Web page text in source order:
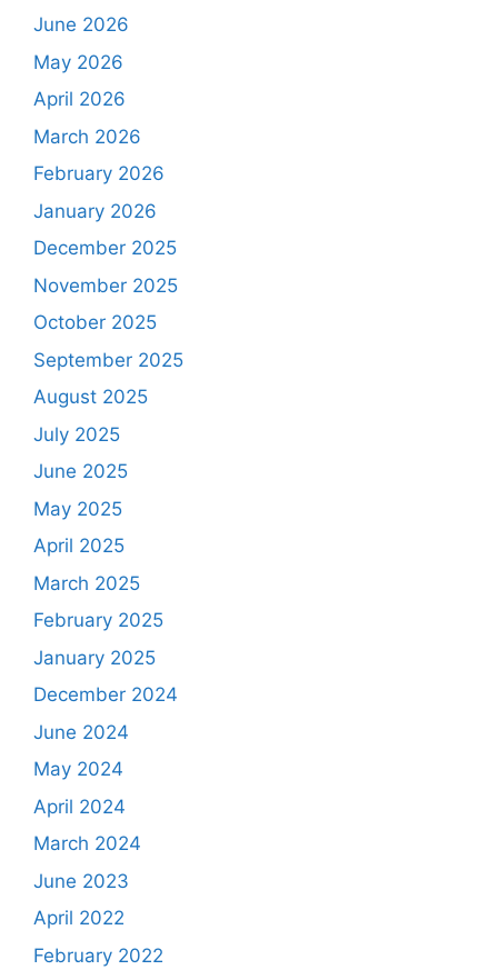
June 2026
May 2026
April 2026
March 2026
February 2026
January 2026
December 2025
November 2025
October 2025
September 2025
August 2025
July 2025
June 2025
May 2025
April 2025
March 2025
February 2025
January 2025
December 2024
June 2024
May 2024
April 2024
March 2024
June 2023
April 2022
February 2022